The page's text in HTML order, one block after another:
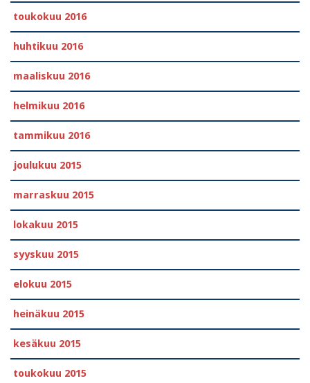
toukokuu 2016
huhtikuu 2016
maaliskuu 2016
helmikuu 2016
tammikuu 2016
joulukuu 2015
marraskuu 2015
lokakuu 2015
syyskuu 2015
elokuu 2015
heinäkuu 2015
kesäkuu 2015
toukokuu 2015